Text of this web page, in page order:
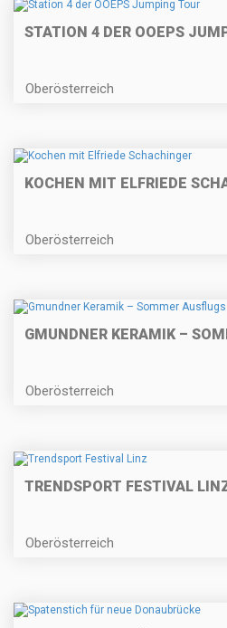
STATION 4 DER OOEPS
Oberösterreich
KOCHEN MIT ELFRIEDE
Oberösterreich
GMUNDNER KERAMIK –
Oberösterreich
TRENDSPORT FESTIVAL
Oberösterreich